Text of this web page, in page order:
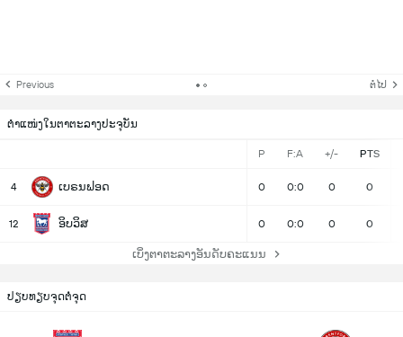
Previous ຕໍ່ໄປ
ຕຳແໜ່ງໃນຕາຕະລາງປະຈຸບັນ
P F:A +/- PTS
4 ເບຣນຟອດ 0 0:0 0 0
12 ອິບວິສ 0 0:0 0 0
ເບິ່ງຕາຕະລາງອັນດັບຄະແນນ
ປຽບທຽບຈຸດຕໍ່ຈຸດ